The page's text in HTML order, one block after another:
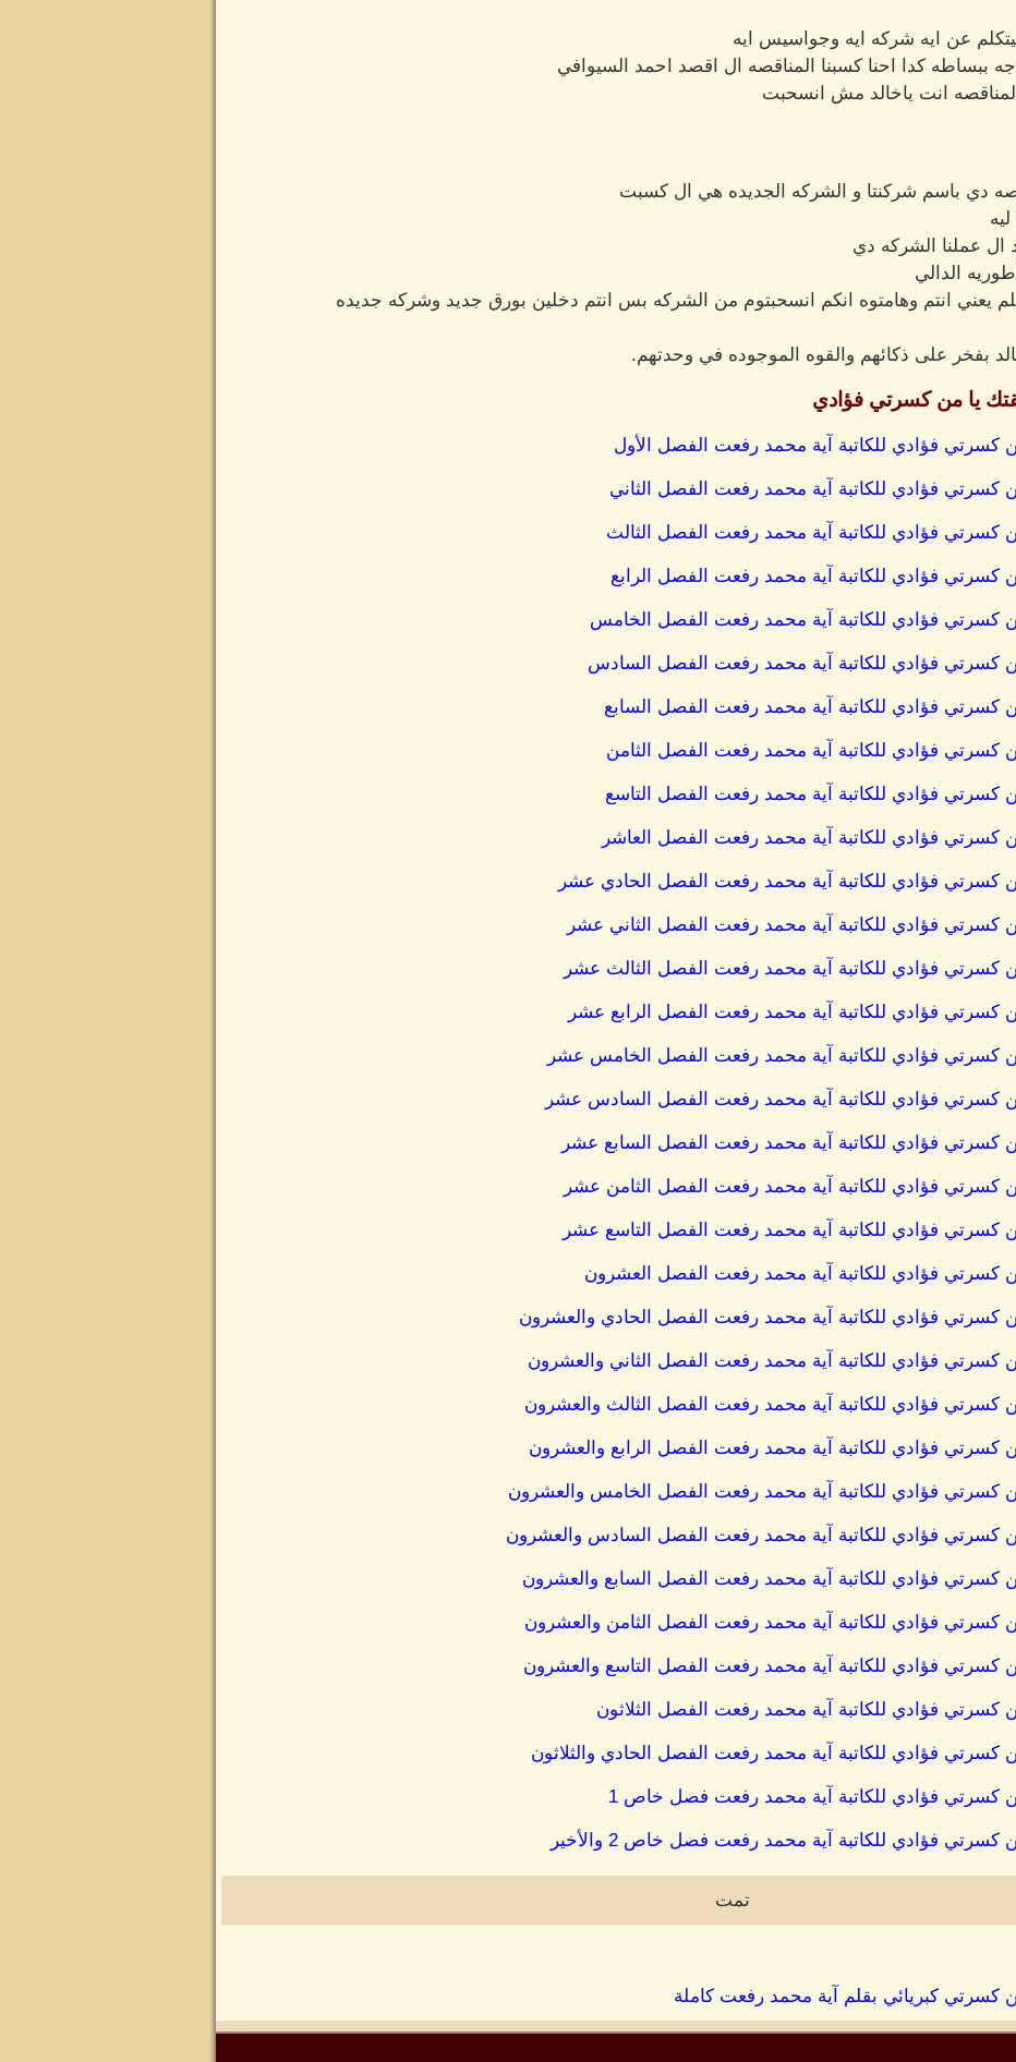
عن ايه شركه ايه وجواسيس ايه
ببساطه كدا احنا كسبنا المناقصه ال اقصد احمد السيوافي
انت ياخالد مش انسحبت
دي باسم شركنتا و الشركه الجديده هي ال كسبت
ال عملنا الشركه دي
الدالي
يعني انتم وهامتوه انكم انسحبتوم من الشركه بس انتم دخلين بورق جديد وشركه جديده
بفخر على ذكائهم والقوه الموجوده في وحدتهم.
يا من كسرتي فؤادي
كسرتي فؤادي للكاتبة آية محمد رفعت الفصل الأول
كسرتي فؤادي للكاتبة آية محمد رفعت الفصل الثاني
كسرتي فؤادي للكاتبة آية محمد رفعت الفصل الثالث
كسرتي فؤادي للكاتبة آية محمد رفعت الفصل الرابع
كسرتي فؤادي للكاتبة آية محمد رفعت الفصل الخامس
كسرتي فؤادي للكاتبة آية محمد رفعت الفصل السادس
كسرتي فؤادي للكاتبة آية محمد رفعت الفصل السابع
كسرتي فؤادي للكاتبة آية محمد رفعت الفصل الثامن
كسرتي فؤادي للكاتبة آية محمد رفعت الفصل التاسع
كسرتي فؤادي للكاتبة آية محمد رفعت الفصل العاشر
كسرتي فؤادي للكاتبة آية محمد رفعت الفصل الحادي عشر
كسرتي فؤادي للكاتبة آية محمد رفعت الفصل الثاني عشر
كسرتي فؤادي للكاتبة آية محمد رفعت الفصل الثالث عشر
كسرتي فؤادي للكاتبة آية محمد رفعت الفصل الرابع عشر
كسرتي فؤادي للكاتبة آية محمد رفعت الفصل الخامس عشر
كسرتي فؤادي للكاتبة آية محمد رفعت الفصل السادس عشر
كسرتي فؤادي للكاتبة آية محمد رفعت الفصل السابع عشر
كسرتي فؤادي للكاتبة آية محمد رفعت الفصل الثامن عشر
كسرتي فؤادي للكاتبة آية محمد رفعت الفصل التاسع عشر
كسرتي فؤادي للكاتبة آية محمد رفعت الفصل العشرون
كسرتي فؤادي للكاتبة آية محمد رفعت الفصل الحادي والعشرون
كسرتي فؤادي للكاتبة آية محمد رفعت الفصل الثاني والعشرون
كسرتي فؤادي للكاتبة آية محمد رفعت الفصل الثالث والعشرون
كسرتي فؤادي للكاتبة آية محمد رفعت الفصل الرابع والعشرون
كسرتي فؤادي للكاتبة آية محمد رفعت الفصل الخامس والعشرون
كسرتي فؤادي للكاتبة آية محمد رفعت الفصل السادس والعشرون
كسرتي فؤادي للكاتبة آية محمد رفعت الفصل السابع والعشرون
كسرتي فؤادي للكاتبة آية محمد رفعت الفصل الثامن والعشرون
كسرتي فؤادي للكاتبة آية محمد رفعت الفصل التاسع والعشرون
كسرتي فؤادي للكاتبة آية محمد رفعت الفصل الثلاثون
كسرتي فؤادي للكاتبة آية محمد رفعت الفصل الحادي والثلاثون
كسرتي فؤادي للكاتبة آية محمد رفعت فصل خاص 1
فؤادي للكاتبة آية محمد رفعت فصل خاص 2 والأخير
تمت
كسرتي كبريائي بقلم آية محمد رفعت كاملة